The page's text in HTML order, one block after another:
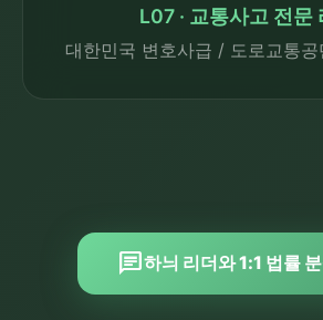
L07 · 교통사고 전문
대한민국 변호사급 / 도로교통
chat하늬 리더와 1:1 법률